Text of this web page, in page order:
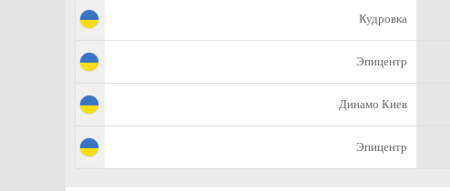
Кудровка
Эпицентр
Динамо Киев
Эпицентр